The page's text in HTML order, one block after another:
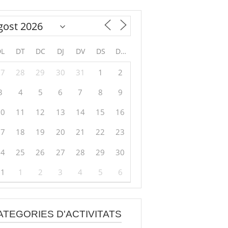
DT DC DJ DV DS DG
28 29 30 31 1
2
4 5 6 7 8
9
11 12 13 14 15
16
18 19 20 21 22
23
25 26 27 28 29
30
1 2 3 4 5 6
D'ACTIVITATS